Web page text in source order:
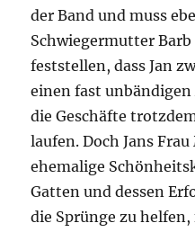
der Band und muss
Schwiegermutter Barb
feststellen, dass Jan
einen fast
die Geschäfte
laufen. Doch Jans
ehemalige
Gatten und dessen
die Sprünge zu